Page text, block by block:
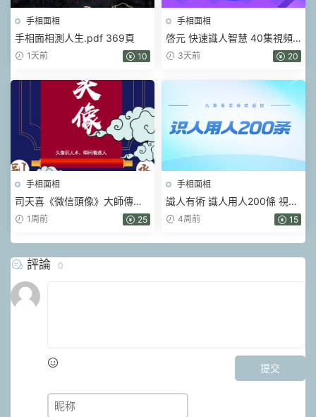
手相面相
手相面相測人生.pdf 369頁
1天前 10
手相面相
啓元 快速識人智慧 40集視頻
課 3天前 20
手相面相
司天喜《微信頭像》大師傳承
班【原版】.pdf 3套資料
1周前 25
手相面相
識人有術 識人用人200條 視頻
5集4周前 15
評論 0
提交